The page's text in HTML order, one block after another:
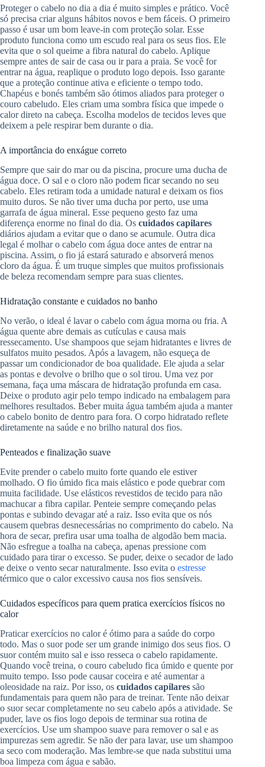
Proteger o cabelo no dia a dia é muito simples e prático. Você
só precisa criar alguns hábitos novos e bem fáceis. O primeiro
passo é usar um bom leave-in com proteção solar. Esse
produto funciona como um escudo real para os seus fios. Ele
evita que o sol queime a fibra natural do cabelo. Aplique
sempre antes de sair de casa ou ir para a praia. Se você for
entrar na água, reaplique o produto logo depois. Isso garante
que a proteção continue ativa e eficiente o tempo todo.
Chapéus e bonés também são ótimos aliados para proteger o
couro cabeludo. Eles criam uma sombra física que impede o
calor direto na cabeça. Escolha modelos de tecidos leves que
deixem a pele respirar bem durante o dia.
A importância do enxágue correto
Sempre que sair do mar ou da piscina, procure uma ducha de
água doce. O sal e o cloro não podem ficar secando no seu
cabelo. Eles retiram toda a umidade natural e deixam os fios
muito duros. Se não tiver uma ducha por perto, use uma
garrafa de água mineral. Esse pequeno gesto faz uma
diferença enorme no final do dia. Os cuidados capilares
diários ajudam a evitar que o dano se acumule. Outra dica
legal é molhar o cabelo com água doce antes de entrar na
piscina. Assim, o fio já estará saturado e absorverá menos
cloro da água. É um truque simples que muitos profissionais
de beleza recomendam sempre para suas clientes.
Hidratação constante e cuidados no banho
No verão, o ideal é lavar o cabelo com água morna ou fria. A
água quente abre demais as cutículas e causa mais
ressecamento. Use shampoos que sejam hidratantes e livres de
sulfatos muito pesados. Após a lavagem, não esqueça de
passar um condicionador de boa qualidade. Ele ajuda a selar
as pontas e devolve o brilho que o sol tirou. Uma vez por
semana, faça uma máscara de hidratação profunda em casa.
Deixe o produto agir pelo tempo indicado na embalagem para
melhores resultados. Beber muita água também ajuda a manter
o cabelo bonito de dentro para fora. O corpo hidratado reflete
diretamente na saúde e no brilho natural dos fios.
Penteados e finalização suave
Evite prender o cabelo muito forte quando ele estiver
molhado. O fio úmido fica mais elástico e pode quebrar com
muita facilidade. Use elásticos revestidos de tecido para não
machucar a fibra capilar. Penteie sempre começando pelas
pontas e subindo devagar até a raiz. Isso evita que os nós
causem quebras desnecessárias no comprimento do cabelo. Na
hora de secar, prefira usar uma toalha de algodão bem macia.
Não esfregue a toalha na cabeça, apenas pressione com
cuidado para tirar o excesso. Se puder, deixe o secador de lado
e deixe o vento secar naturalmente. Isso evita o estresse
térmico que o calor excessivo causa nos fios sensíveis.
Cuidados específicos para quem pratica exercícios físicos no
calor
Praticar exercícios no calor é ótimo para a saúde do corpo
todo. Mas o suor pode ser um grande inimigo dos seus fios. O
suor contém muito sal e isso resseca o cabelo rapidamente.
Quando você treina, o couro cabeludo fica úmido e quente por
muito tempo. Isso pode causar coceira e até aumentar a
oleosidade na raiz. Por isso, os cuidados capilares são
fundamentais para quem não para de treinar. Tente não deixar
o suor secar completamente no seu cabelo após a atividade. Se
puder, lave os fios logo depois de terminar sua rotina de
exercícios. Use um shampoo suave para remover o sal e as
impurezas sem agredir. Se não der para lavar, use um shampoo
a seco com moderação. Mas lembre-se que nada substitui uma
boa limpeza com água e sabão.